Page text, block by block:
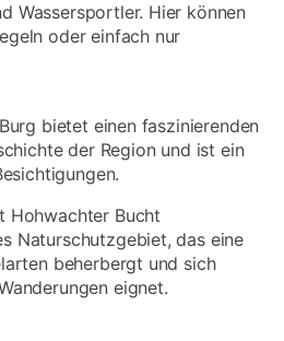
Wassersportler. Hier können
oder einfach nur
bietet einen faszinierenden
der Region und ist ein
Hohwachter Bucht
Naturschutzgebiet, das eine
beherbergt und sich
eignet.